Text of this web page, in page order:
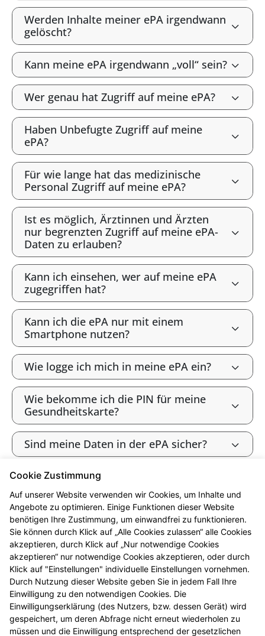
Werden Inhalte meiner ePA irgendwann
gelöscht?
Kann meine ePA irgendwann „voll“ sein?
Wer genau hat Zugriff auf meine ePA?
Haben Unbefugte Zugriff auf meine
ePA?
Für wie lange hat das medizinische
Personal Zugriff auf meine ePA?
Ist es möglich, Ärztinnen und Ärzten
nur begrenzten Zugriff auf meine ePA-
Daten zu erlauben?
Kann ich einsehen, wer auf meine ePA
zugegriffen hat?
Kann ich die ePA nur mit einem
Smartphone nutzen?
Wie logge ich mich in meine ePA ein?
Wie bekomme ich die PIN für meine
Gesundheitskarte?
Sind meine Daten in der ePA sicher?
Bin ich als gesetzlich Versicherte:r
verpflichtet, die ePA zu nutzen?
Wie widerspreche ich der ePA („Opt-
out“)?
Werden meine Gesundheitsdaten zu
Forschungszwecken genutzt?
Kann ich die ePA nutzen, ohne meine
Daten zu Forschungszwecken
Cookie Zustimmung
Auf unserer Website verwenden wir Cookies, um Inhalte und
Angebote zu optimieren. Einige Funktionen dieser Website
benötigen Ihre Zustimmung, um einwandfrei zu funktionieren.
Sie können durch Klick auf „Alle Cookies zulassen“ alle Cookies
akzeptieren, durch Klick auf „Nur notwendige Cookies
akzeptieren“ nur notwendige Cookies akzeptieren, oder durch
Klick auf "Einstellungen" individuelle Einstellungen vornehmen.
Durch Nutzung dieser Website geben Sie in jedem Fall Ihre
Einwilligung zu den notwendigen Cookies. Die
Einwilligungserklärung (des Nutzers, bzw. dessen Gerät) wird
gespeichert, um deren Abfrage nicht erneut wiederholen zu
müssen und die Einwilligung entsprechend der gesetzlichen